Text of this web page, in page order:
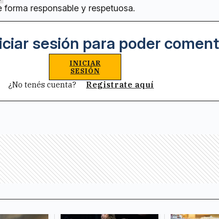
responsable y respetuosa.
sesión para poder
INICIAR
SESIÓN
¿No tenés cuenta? Registrate aquí